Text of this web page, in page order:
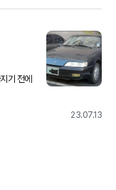
기 전에
등록해
23.07.13